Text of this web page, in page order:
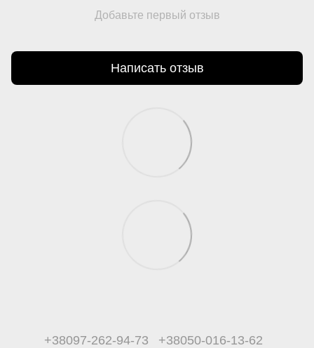
Добавьте первый отзыв
Написать отзыв
+38097-262-94-73 +38050-016-13-62